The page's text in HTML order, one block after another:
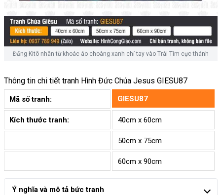
Đấng Kitô nhân từ khoác áo choàng xanh chỉ tay vào Trái Tim cực thánh
Thông tin chi tiết tranh Hình Đức Chúa Jesus GIESU87
Mã số tranh: GIESU87
Kích thước tranh: 40cm x 60cm
50cm x 75cm
60cm x 90cm
Ý nghĩa và mô tả bức tranh